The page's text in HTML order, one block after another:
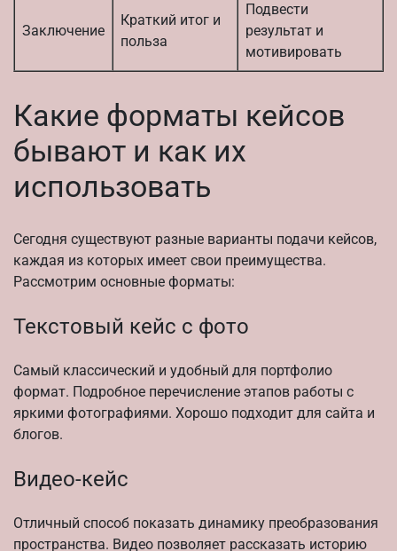
Заключение
Краткий итог и
польза
Подвести
результат и
мотивировать
Какие форматы кейсов
бывают и как их
использовать
Сегодня существуют разные варианты подачи кейсов,
каждая из которых имеет свои преимущества.
Рассмотрим основные форматы:
Текстовый кейс с фото
Самый классический и удобный для портфолио
формат. Подробное перечисление этапов работы с
яркими фотографиями. Хорошо подходит для сайта и
блогов.
Видео-кейс
Отличный способ показать динамику преобразования
пространства. Видео позволяет рассказать историю